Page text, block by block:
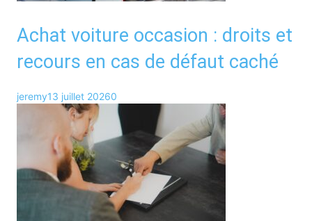
Achat voiture occasion : droits et
recours en cas de défaut caché
jeremy13 juillet 20260